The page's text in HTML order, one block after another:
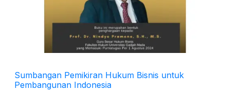
Sumbangan Pemikiran Hukum Bisnis untuk
Pembangunan Indonesia